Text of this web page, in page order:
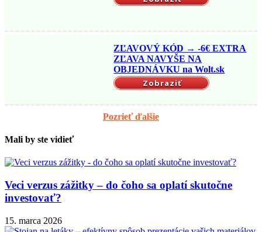
ZĽAVOVÝ KÓD → -6€ EXTRA
ZĽAVA NAVYŠE NA
OBJEDNÁVKU na Wolt.sk
Zobraziť
Pozrieť ďalšie
Mali by ste vidieť
Veci verzus zážitky – do čoho sa oplatí skutočne
investovať?
15. marca 2026